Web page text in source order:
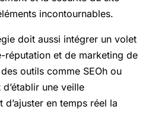
incontournables.
doit aussi intégrer un volet
réputation et de marketing de
outils comme SEOh ou
d’établir une veille
en temps réel la